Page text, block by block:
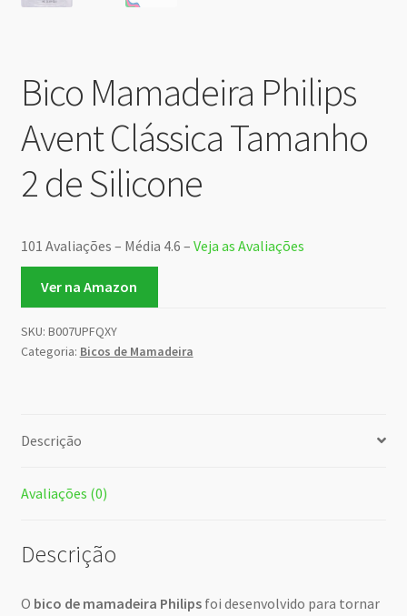
Bico Mamadeira Philips
Avent Clássica Tamanho
2 de Silicone
101 Avaliações – Média 4.6 – Veja as Avaliações
Ver na Amazon
SKU: B007UPFQXY
Categoria: Bicos de Mamadeira
Descrição
Avaliações (0)
Descrição
O bico de mamadeira Philipsfoi desenvolvido para tornar